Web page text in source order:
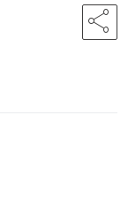
share